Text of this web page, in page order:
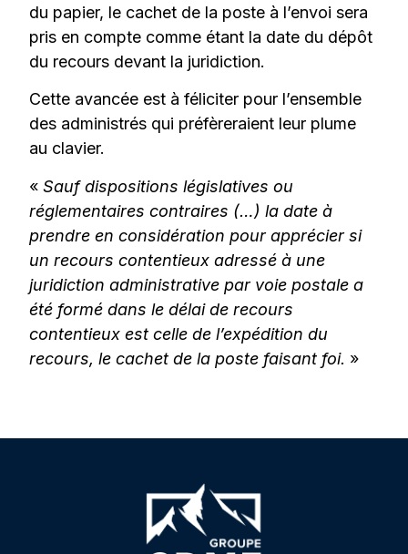
du papier, le cachet de la poste à l’envoi sera
pris en compte comme étant la date du dépôt
du recours devant la juridiction.
Cette avancée est à féliciter pour l’ensemble
des administrés qui préfèreraient leur plume
au clavier.
«Sauf dispositions législatives ou
réglementaires contraires (…) la date à
prendre en considération pour apprécier si
un recours contentieux adressé à une
juridiction administrative par voie postale a
été formé dans le délai de recours
contentieux est celle de l’expédition du
recours, le cachet de la poste faisant foi. »